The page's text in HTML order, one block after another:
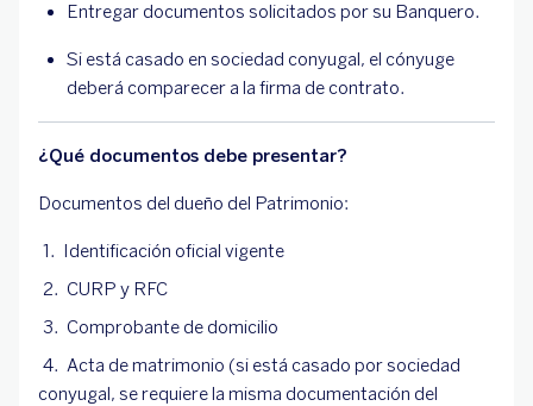
Entregar documentos solicitados por su Banquero.
Si está casado en sociedad conyugal, el cónyuge
deberá comparecer a la firma de contrato.
¿Qué documentos debe presentar?
Documentos del dueño del Patrimonio:
Identificación oficial vigente
CURP y RFC
Comprobante de domicilio
Acta de matrimonio (si está casado por sociedad
conyugal, se requiere la misma documentación del